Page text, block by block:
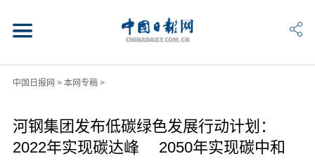
中国日报网 > 本网专稿>
河钢集团发布低碳绿色发展行动计划：
2022年实现碳达峰 2050年实现碳中和